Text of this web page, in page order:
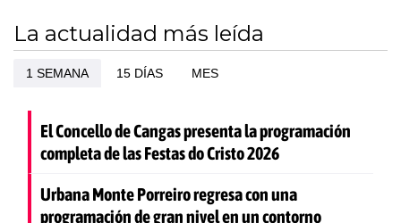
La actualidad más leída
1 SEMANA 15 DÍAS MES
El Concello de Cangas presenta la programación
completa de las Festas do Cristo 2026
Urbana Monte Porreiro regresa con una
programación de gran nivel en un contorno